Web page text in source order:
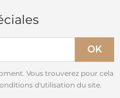
Vous trouverez pour cela
d'utilisation du site.